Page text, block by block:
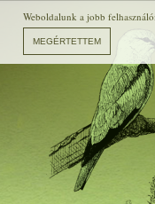
Weboldalunk a jobb